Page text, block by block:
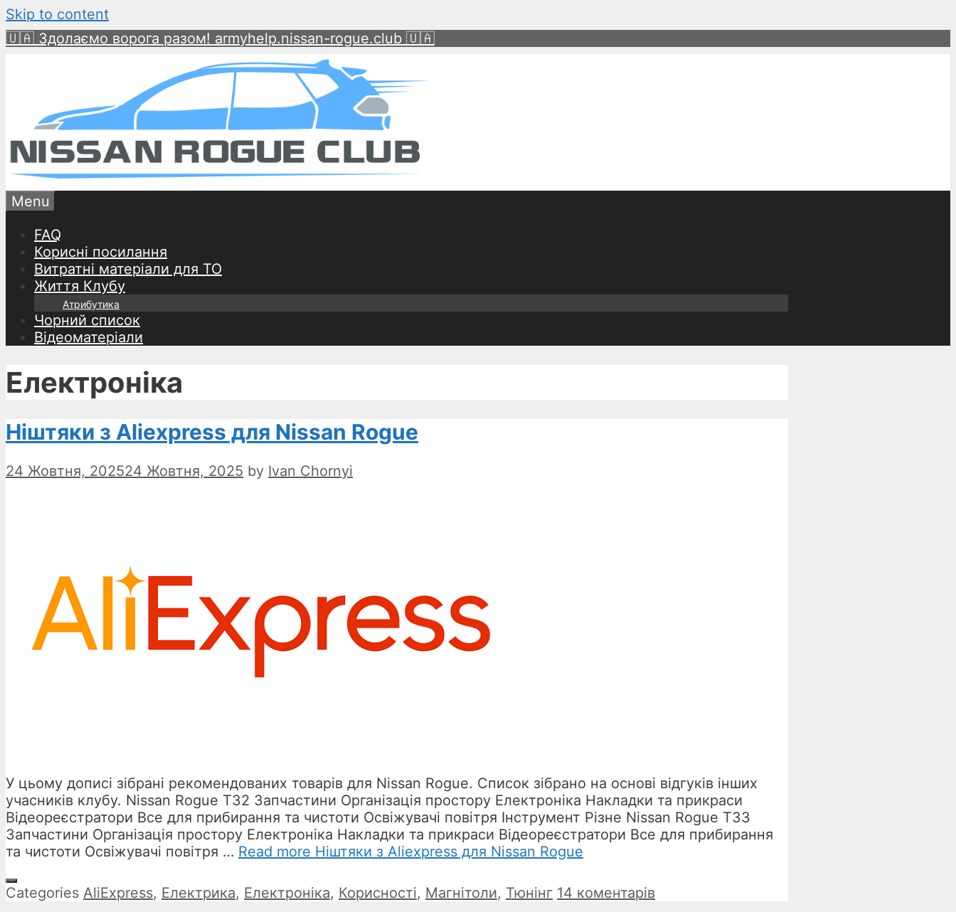
Skip to content
🇺🇦 Здолаємо ворога разом! armyhelp.nissan-rogue.club 🇺🇦
Menu
FAQ
Корисні посилання
Витратні матеріали для ТО
Життя Клубу
Атрибутика
Чорний список
Відеоматеріали
Електроніка
Ніштяки з Aliexpress для Nissan Rogue
24 Жовтня, 202524 Жовтня, 2025 by Ivan Chornyi
У цьому дописі зібрані рекомендованих товарів для Nissan Rogue. Список зібрано на основі відгуків інших
учасників клубу. Nissan Rogue T32 Запчастини Організація простору Електроніка Накладки та прикраси
Відеореєстратори Все для прибирання та чистоти Освіжувачі повітря Інструмент Різне Nissan Rogue T33
Запчастини Організація простору Електроніка Накладки та прикраси Відеореєстратори Все для прибирання
та чистоти Освіжувачі повітря … Read more Ніштяки з Aliexpress для Nissan Rogue
Categories AliExpress, Електрика, Електроніка, Корисності, Магнітоли, Тюнінг 14 коментарів